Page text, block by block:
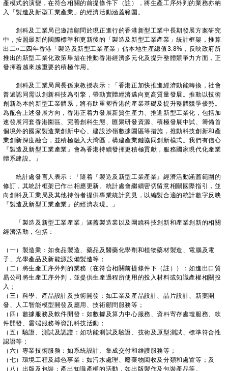
產模式的演變，在符合相關的前提條件下（註），將生產工序外判的業務亦納
入「製造及新型工業產業」的經濟活動涵蓋範圍。
創科及工業局已邀請顧問於現正進行的香港新型工業中長期發展方案研究
中，按照最新的國際標準和更新後的「製造及新型工業產業」統計框架，推算
出二○二四年香港「製造及新型工業產業」佔本地生產總值3.8%，反映政府所
推出的新型工業化政策舉措在推動香港經濟多元化及提升整體競爭力方面，正
發揮着越來越重要的積極作用。
創科及工業局局長孫東教授表示：「香港正加快推進經濟動能轉換，社會
普遍認同需以創新科技為引擎，帶動實體經濟邁向更高質量發展。推動以技術
創新為本的新型工業體系，將有助重塑香港的產業基礎及提升整體競爭優勢。
為配合上述發展方向，香港正着力發展新質生產力、推進新型工業化，包括加
速發展河套香港園區、完善創科生態、匯聚研發資源、積極發展中試、籌備首
個境外的國家製造業創新中心、建設沙嶺數據園區等措施，推動科技創新和產
業創新深度融合，並積極融入大灣區，構建產業鏈協同創新模式。我們有信心
『製造及新型工業產業』會為香港持續發揮更積極貢獻，服務國家現代化產業
體系建設。」
統計處發言人表示：「隨着『製造及新型工業產業』經濟活動涵蓋範圍的
修訂，其統計框架已作出相應更新。統計處會繼續密切留意相關國際指引，並
向創科及工業局及其他持份者提供專業統計意見，以編製合適的統計數字反映
『製造及新型工業產業』的經濟表現。」
「製造及新型工業產業」涵蓋製造業以及圍繞科技創新和產業創新的相關
經濟活動，包括：
（一）製造業：如食品製造、藥品及醫藥化學劑和植物藥材製造、電腦及電
子、光學產品及新能源設備製造等；
（二）將生產工序外判的業務（在符合相關前提條件下（註））：如進出口貿
易公司將生產工序外判，並提供生產過程所使用的投入材料或知識產權相關投
入；
（三）科學、產品設計及技術開發：如工業及產品設計、晶片設計、新藥開
發、人工智能模型開發及應用、技術顧問服務等；
（四）數據服務及軟件開發：如數據及算力中心服務、資料寄存處理服務、軟
件開發、雲端服務等資訊科技活動；
（五）驗證、測試及認證：如功能測試及驗證、技術及原型測試、標準符合性
認證等；
（六）專業技術服務：如系統設計、集成交付和維護服務等；
（七）環境工程及綠色事業：如污水處理、廢棄物回收及分類和處置等；及
（八）出版及包裝：產出知識產權的活動，如出版製作及包裝產品等。